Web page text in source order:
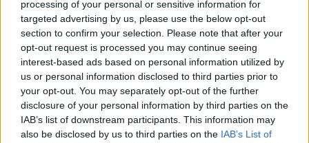
processing of your personal or sensitive information for
targeted advertising by us, please use the below opt-out
section to confirm your selection. Please note that after your
opt-out request is processed you may continue seeing
interest-based ads based on personal information utilized by
us or personal information disclosed to third parties prior to
your opt-out. You may separately opt-out of the further
disclosure of your personal information by third parties on the
IAB’s list of downstream participants. This information may
also be disclosed by us to third parties on the IAB’s List of
20 de rețete de salate de vară fără prelucrare termică
06.08.2026